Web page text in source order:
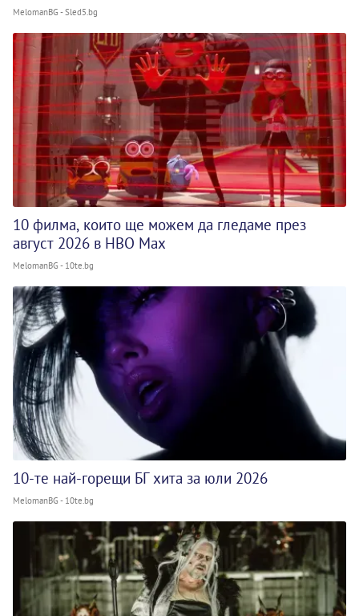
MelomanBG - Sled5.bg
10 филма, които ще можем да гледаме през
август 2026 в HBO Max
MelomanBG - 10te.bg
10-те най-горещи БГ хита за юли 2026
MelomanBG - 10te.bg